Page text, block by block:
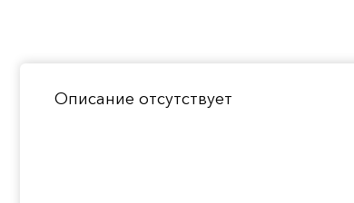
Описание отсутствует